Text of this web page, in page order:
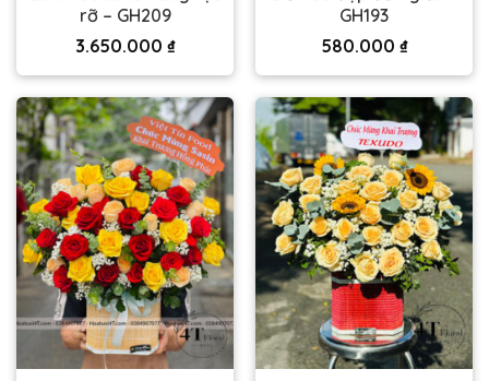
rỡ – GH209
3.650.000 ₫
GH193
580.000 ₫